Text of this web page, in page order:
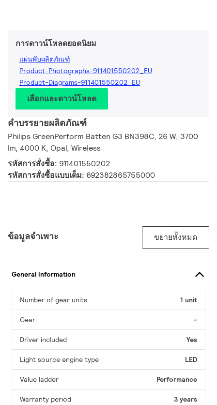
การดาวน์โหลดยอดนิยม
แผ่นพับผลิตภัณฑ์
Product-Photographs-911401550202_EU
Product-Diagrams-911401550202_EU
เลือกและดาวน์โหลด
คำบรรยายผลิตภัณฑ์
Philips GreenPerform Batten G3 BN398C, 26 W, 3700
lm, 4000 K, Opal, Wireless
รหัสการสั่งซื้อ: 911401550202
รหัสการสั่งซื้อแบบเต็ม: 692382865755000
ข้อมูลจำเพาะ ขยายทั้งหมด
General Information
Number of gear units 1 unit
Gear -
Driver included Yes
Light source engine type LED
Value ladder Performance
Warranty period 3 years